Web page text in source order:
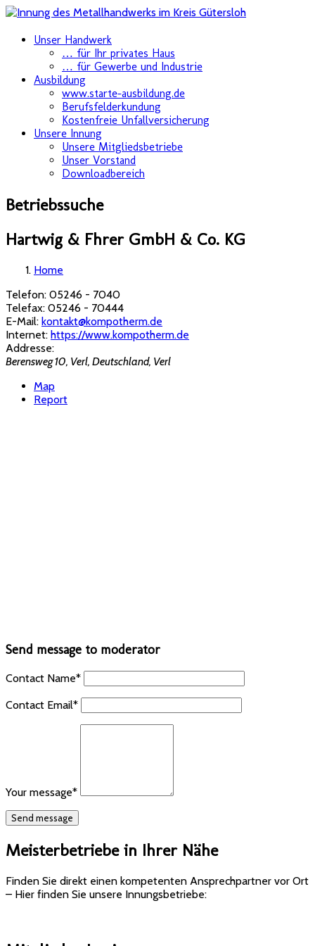
Skip
Unser Handwerk
… für Ihr privates Haus
… für Gewerbe und Industrie
Ausbildung
www.starte-ausbildung.de
Berufsfelderkundung
Kostenfreie Unfallversicherung
Unsere Innung
Unsere Mitgliedsbetriebe
Unser Vorstand
Downloadbereich
Betriebssuche
Hartwig & Fhrer GmbH & Co. KG
Home
Telefon: 05246 - 7040
Telefax: 05246 - 70444
E-Mail: kontakt@kompotherm.de
Internet: https://www.kompotherm.de
Addresse:
Berensweg 10, Verl, Deutschland, Verl
Map
Report
Send message to moderator
Contact Name*
Contact Email*
Your message*
Meisterbetriebe in Ihrer Nähe
Finden Sie direkt einen kompetenten Ansprechpartner vor Ort
– Hier finden Sie unsere Innungsbetriebe: